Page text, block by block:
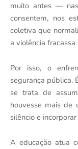
muito antes —
consentem, nos
coletiva que
a violência
Por isso, o
segurança pública.
se trata de
houvesse mais de
silêncio e
A educação atua